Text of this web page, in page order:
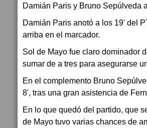
Damián Paris y Bruno Sepúlveda
Damián Paris anotó a los 19' del
arriba en el marcador.
Sol de Mayo fue claro dominador
sumar de a tres para asegurarse
En el complemento Bruno
8', tras una gran asistencia de
En lo que quedó del partido, que
de Mayo tuvo varias chances de